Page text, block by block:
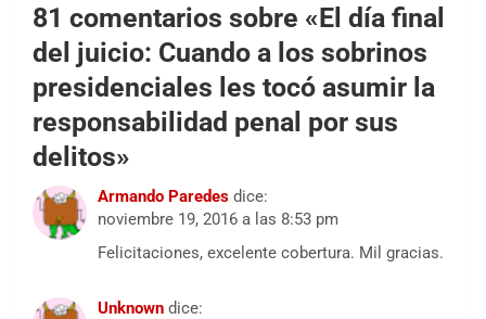
81 comentarios sobre «El día final
del juicio: Cuando a los sobrinos
presidenciales les tocó asumir la
responsabilidad penal por sus
delitos»
Armando Paredes dice:
noviembre 19, 2016 a las 8:53 pm
Felicitaciones, excelente cobertura. Mil gracias.
Unknown dice: